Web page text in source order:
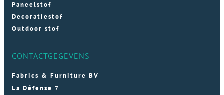
Paneelstof
Decoratiestof
Outdoor stof
CONTACTGEGEVENS
Fabrics & Furniture BV
La Défense 7